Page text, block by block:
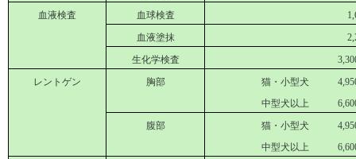
血液検査 血球検査
血液塗抹
生化学検査
レントゲン 胸部 猫・小型犬
中型犬以上
腹部 猫・小型犬
中型犬以上